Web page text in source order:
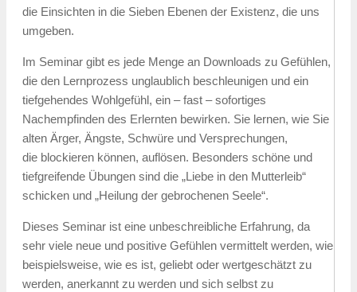
die Einsichten in die Sieben Ebenen der Existenz, die uns
umgeben.
Im Seminar gibt es jede Menge an Downloads zu Gefühlen,
die den Lernprozess unglaublich beschleunigen und ein
tiefgehendes Wohlgefühl, ein – fast – sofortiges
Nachempfinden des Erlernten bewirken. Sie lernen, wie Sie
alten Ärger, Ängste, Schwüre und Versprechungen,
die blockieren können, auflösen. Besonders schöne und
tiefgreifende Übungen sind die „Liebe in den Mutterleib“
schicken und „Heilung der gebrochenen Seele“.
Dieses Seminar ist eine unbeschreibliche Erfahrung, da
sehr viele neue und positive Gefühlen vermittelt werden, wie
beispielsweise, wie es ist, geliebt oder wertgeschätzt zu
werden, anerkannt zu werden und sich selbst zu